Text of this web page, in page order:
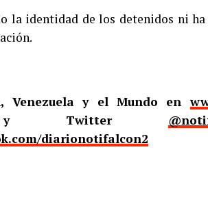
la identidad de los detenidos ni
Venezuela y el Mundo en
diarionotifalcon2